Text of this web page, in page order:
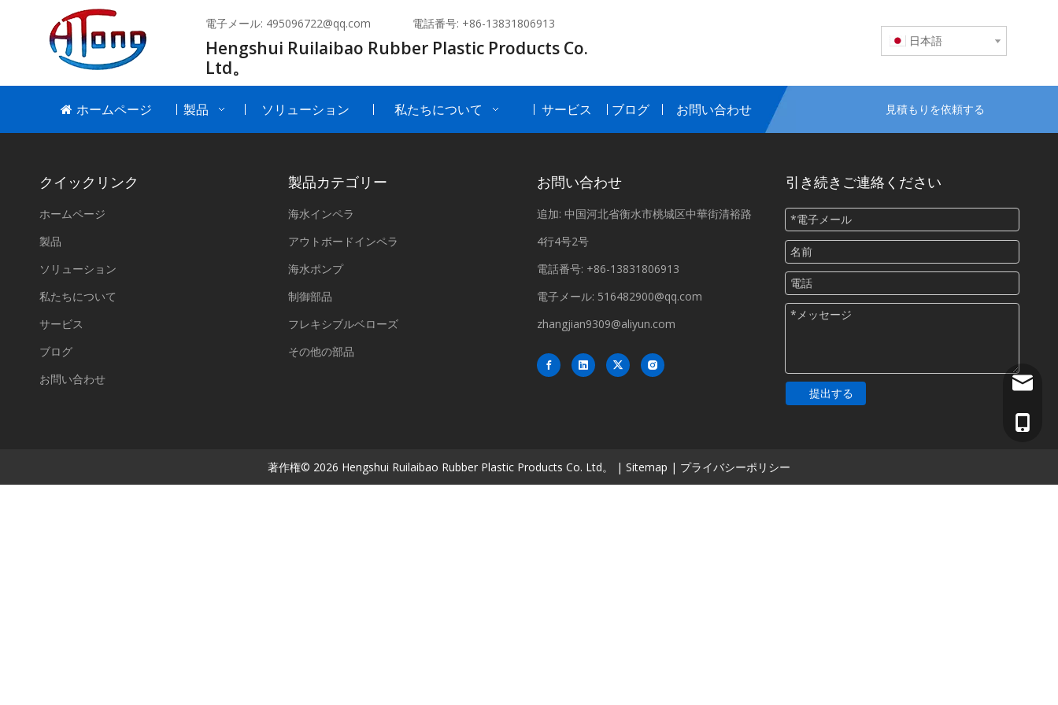
電子メール: 495096722@qq.com 電話番号: +86-13831806913
Hengshui Ruilaibao Rubber Plastic Products Co.
Ltd。
日本語
ホームページ 製品 ソリューション 私たちについて サービス ブログ お問い合わせ 見積もりを依頼する
クイックリンク
ホームページ
製品
ソリューション
私たちについて
サービス
ブログ
お問い合わせ
製品カテゴリー
海水インペラ
アウトボードインペラ
海水ポンプ
制御部品
フレキシブルベローズ
その他の部品
お問い合わせ
追加: 中国河北省衡水市桃城区中華街清裕路
4行4号2号
電話番号: +86-13831806913
電子メール: 516482900@qq.com
zhangjian9309@aliyun.com
引き続きご連絡ください
提出する
著作権© 2026 Hengshui Ruilaibao Rubber Plastic Products Co. Ltd。 | Sitemap | プライバシーポリシー